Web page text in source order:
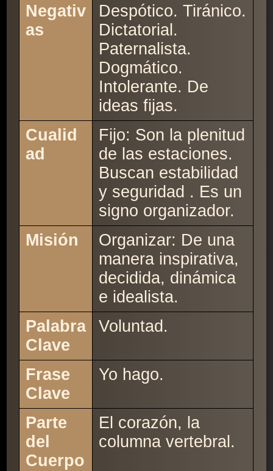
Negativ
as
Despótico. Tiránico.
Dictatorial.
Paternalista.
Dogmático.
Intolerante. De
ideas fijas.
Cualid
ad
Fijo: Son la plenitud
de las estaciones.
Buscan estabilidad
y seguridad . Es un
signo organizador.
Misión
Organizar: De una
manera inspirativa,
decidida, dinámica
e idealista.
Palabra
Clave
Voluntad.
Frase
Clave
Yo hago.
Parte
del
Cuerpo
El corazón, la
columna vertebral.